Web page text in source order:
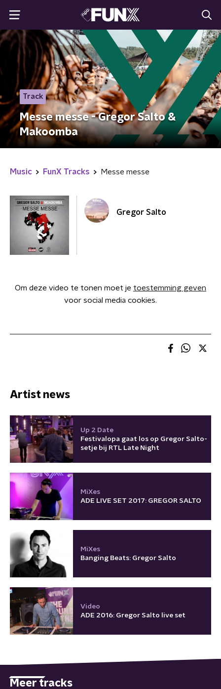
Track
Messe messe - Gregor Salto &
Makoomba
Music FunX Tracks Messe messe
Gregor Salto
Om deze video te tonen moet je toestemming geven
voor social media cookies.
Artist news
Up 2 Date
Festivalopa gaat los op Gregor Salto-
setje bij RTL Late Night
MiXes
ADE LIVE SET 2017: GREGOR SALTO
MiXes
Banging Beats: Gregor Salto
Video
ADE 2016: Gregor Salto live set
Meer tracks